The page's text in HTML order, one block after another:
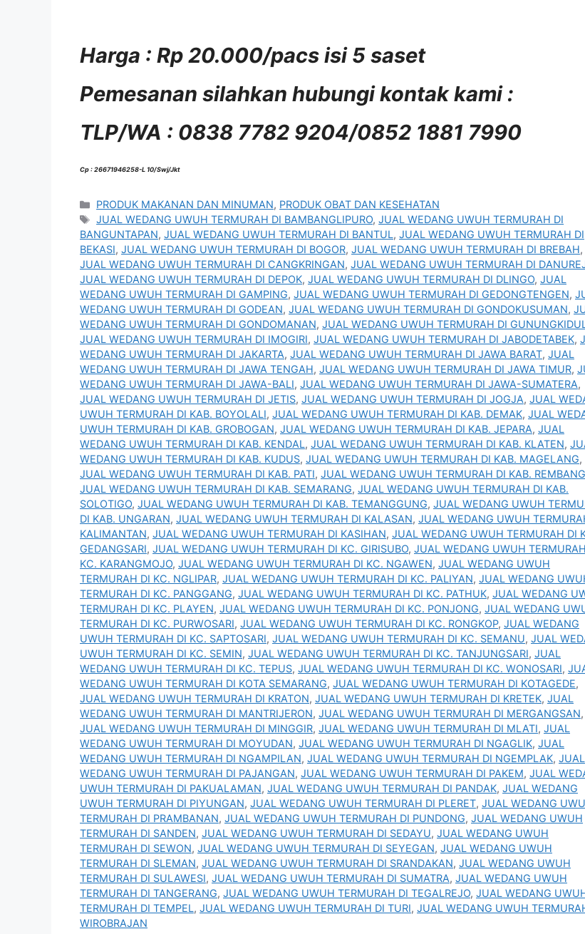
Harga : Rp 20.000/pacs isi 5 saset
Pemesanan silahkan hubungi kontak kami :
TLP/WA : 0838 7782 9204/0852 1881 7990
Cp : 26671946258-L 10/Swj/Jkt
Kategori
PRODUK MAKANAN DAN MINUMAN, PRODUK OBAT DAN KESEHATAN
Tag
JUAL WEDANG UWUH TERMURAH DI BAMBANGLIPURO,JUAL WEDANG UWUH TERMURAH DI
BANGUNTAPAN, JUAL WEDANG UWUH TERMURAH DI BANTUL, JUAL WEDANG UWUH TERMURAH DI
BEKASI, JUAL WEDANG UWUH TERMURAH DI BOGOR, JUAL WEDANG UWUH TERMURAH DI BREBAH,
JUAL WEDANG UWUH TERMURAH DI CANGKRINGAN, JUAL WEDANG UWUH TERMURAH DI
JUAL WEDANG UWUH TERMURAH DI DEPOK, JUAL WEDANG UWUH TERMURAH DI DLINGO, JUAL
WEDANG UWUH TERMURAH DI GAMPING, JUAL WEDANG UWUH TERMURAH DI GEDONGTENGEN,
WEDANG UWUH TERMURAH DI GODEAN, JUAL WEDANG UWUH TERMURAH DI GONDOKUSUMAN,
WEDANG UWUH TERMURAH DI GONDOMANAN, JUAL WEDANG UWUH TERMURAH DI
JUAL WEDANG UWUH TERMURAH DI IMOGIRI, JUAL WEDANG UWUH TERMURAH DI JABODETABEK,
WEDANG UWUH TERMURAH DI JAKARTA, JUAL WEDANG UWUH TERMURAH DI JAWA BARAT, JUAL
WEDANG UWUH TERMURAH DI JAWA TENGAH, JUAL WEDANG UWUH TERMURAH DI JAWA TIMUR,
WEDANG UWUH TERMURAH DI JAWA-BALI, JUAL WEDANG UWUH TERMURAH DI JAWA-SUMATERA,
JUAL WEDANG UWUH TERMURAH DI JETIS, JUAL WEDANG UWUH TERMURAH DI JOGJA, JUAL
UWUH TERMURAH DI KAB. BOYOLALI, JUAL WEDANG UWUH TERMURAH DI KAB. DEMAK, JUAL
UWUH TERMURAH DI KAB. GROBOGAN, JUAL WEDANG UWUH TERMURAH DI KAB. JEPARA, JUAL
WEDANG UWUH TERMURAH DI KAB. KENDAL, JUAL WEDANG UWUH TERMURAH DI KAB. KLATEN,
WEDANG UWUH TERMURAH DI KAB. KUDUS, JUAL WEDANG UWUH TERMURAH DI KAB. MAGELANG,
JUAL WEDANG UWUH TERMURAH DI KAB. PATI, JUAL WEDANG UWUH TERMURAH DI KAB. REMBANG
JUAL WEDANG UWUH TERMURAH DI KAB. SEMARANG, JUAL WEDANG UWUH TERMURAH DI KAB.
SOLOTIGO, JUAL WEDANG UWUH TERMURAH DI KAB. TEMANGGUNG, JUAL WEDANG UWUH
DI KAB. UNGARAN, JUAL WEDANG UWUH TERMURAH DI KALASAN, JUAL WEDANG UWUH
KALIMANTAN, JUAL WEDANG UWUH TERMURAH DI KASIHAN, JUAL WEDANG UWUH TERMURAH DI
GEDANGSARI, JUAL WEDANG UWUH TERMURAH DI KC. GIRISUBO, JUAL WEDANG UWUH
KC. KARANGMOJO, JUAL WEDANG UWUH TERMURAH DI KC. NGAWEN, JUAL WEDANG UWUH
TERMURAH DI KC. NGLIPAR, JUAL WEDANG UWUH TERMURAH DI KC. PALIYAN, JUAL WEDANG
TERMURAH DI KC. PANGGANG, JUAL WEDANG UWUH TERMURAH DI KC. PATHUK, JUAL WEDANG
TERMURAH DI KC. PLAYEN, JUAL WEDANG UWUH TERMURAH DI KC. PONJONG, JUAL WEDANG
TERMURAH DI KC. PURWOSARI, JUAL WEDANG UWUH TERMURAH DI KC. RONGKOP, JUAL WEDANG
UWUH TERMURAH DI KC. SAPTOSARI, JUAL WEDANG UWUH TERMURAH DI KC. SEMANU, JUAL
UWUH TERMURAH DI KC. SEMIN, JUAL WEDANG UWUH TERMURAH DI KC. TANJUNGSARI, JUAL
WEDANG UWUH TERMURAH DI KC. TEPUS, JUAL WEDANG UWUH TERMURAH DI KC. WONOSARI,
WEDANG UWUH TERMURAH DI KOTA SEMARANG, JUAL WEDANG UWUH TERMURAH DI KOTAGEDE,
JUAL WEDANG UWUH TERMURAH DI KRATON, JUAL WEDANG UWUH TERMURAH DI KRETEK, JUAL
WEDANG UWUH TERMURAH DI MANTRIJERON, JUAL WEDANG UWUH TERMURAH DI MERGANGSAN,
JUAL WEDANG UWUH TERMURAH DI MINGGIR, JUAL WEDANG UWUH TERMURAH DI MLATI, JUAL
WEDANG UWUH TERMURAH DI MOYUDAN, JUAL WEDANG UWUH TERMURAH DI NGAGLIK, JUAL
WEDANG UWUH TERMURAH DI NGAMPILAN, JUAL WEDANG UWUH TERMURAH DI NGEMPLAK, JUAL
WEDANG UWUH TERMURAH DI PAJANGAN, JUAL WEDANG UWUH TERMURAH DI PAKEM, JUAL
UWUH TERMURAH DI PAKUALAMAN, JUAL WEDANG UWUH TERMURAH DI PANDAK, JUAL WEDANG
UWUH TERMURAH DI PIYUNGAN, JUAL WEDANG UWUH TERMURAH DI PLERET, JUAL WEDANG
TERMURAH DI PRAMBANAN, JUAL WEDANG UWUH TERMURAH DI PUNDONG, JUAL WEDANG UWUH
TERMURAH DI SANDEN, JUAL WEDANG UWUH TERMURAH DI SEDAYU, JUAL WEDANG UWUH
TERMURAH DI SEWON, JUAL WEDANG UWUH TERMURAH DI SEYEGAN, JUAL WEDANG UWUH
TERMURAH DI SLEMAN, JUAL WEDANG UWUH TERMURAH DI SRANDAKAN, JUAL WEDANG UWUH
TERMURAH DI SULAWESI, JUAL WEDANG UWUH TERMURAH DI SUMATRA, JUAL WEDANG UWUH
TERMURAH DI TANGERANG, JUAL WEDANG UWUH TERMURAH DI TEGALREJO, JUAL WEDANG
TERMURAH DI TEMPEL, JUAL WEDANG UWUH TERMURAH DI TURI, JUAL WEDANG UWUH
WIROBRAJAN